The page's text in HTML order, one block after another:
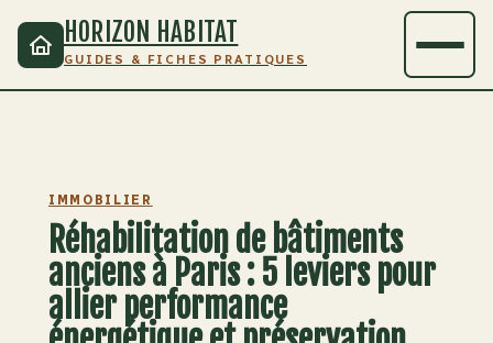
HORIZON HABITAT
GUIDES & FICHES PRATIQUES
IMMOBILIER
Réhabilitation de bâtiments
anciens à Paris : 5 leviers pour
allier performance